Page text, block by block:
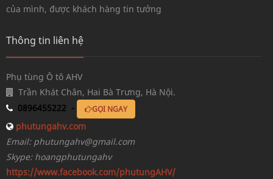
của mình, được khách hàng tin tưởng
Thông tin liên hệ
Phụ tùng Ô tô AHV
Trần Khát Chân, Hai Bà Trưng, Hà Nội.
0896455222 -
GỌI NGAY
phutungahv.com
Email: phutungahv@gmail.com
Skype: hoangphutungahv
https://www.facebook.com/phutungAHV/